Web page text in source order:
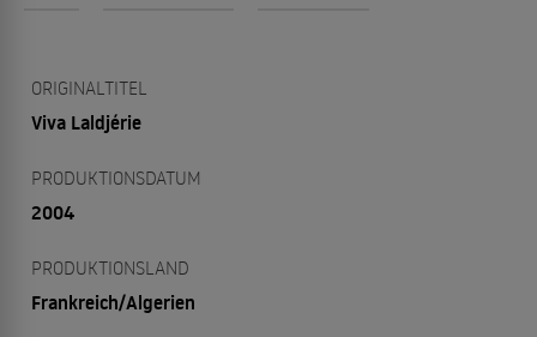
ORIGINALTITEL
Viva Laldjérie
PRODUKTIONSDATUM
2004
PRODUKTIONSLAND
Frankreich/Algerien